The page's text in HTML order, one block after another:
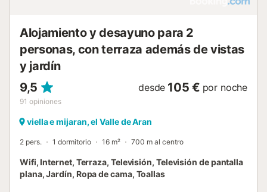
Alojamiento y desayuno para 2
personas, con terraza además de vistas
y jardín
9,5
91 opiniones
desde 105 € por noche
viella e mijaran, el Valle de Aran
2 pers. 1 dormitorio 16 m² 700 m al centro
Wifi, Internet, Terraza, Televisión, Televisión de pantalla
plana, Jardín, Ropa de cama, Toallas